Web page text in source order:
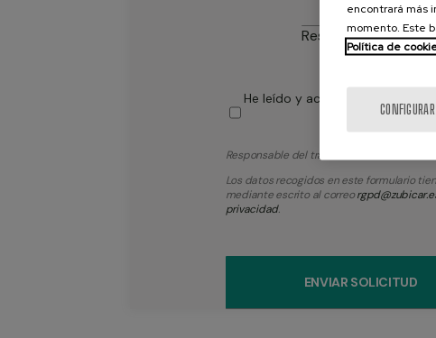
Responde a esta
He leído y acepto la
Responsable del tratamiento: Consulmar
Los datos recogidos en este formulario
mediante escrito al correo
privacidad.
encontrará más
momento. Este
Política de
CONFIGURAR